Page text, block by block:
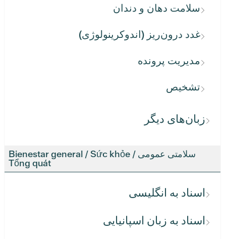
سلامت دهان و دندان
غدد درون‌ریز (اندوکرینولوژی)
مدیریت پرونده
تشخیص
زبان‌های دیگر
سلامتی عمومی / Bienestar general / Sức khỏe
Tổng quát
اسناد به انگلیسی
اسناد به زبان اسپانیایی